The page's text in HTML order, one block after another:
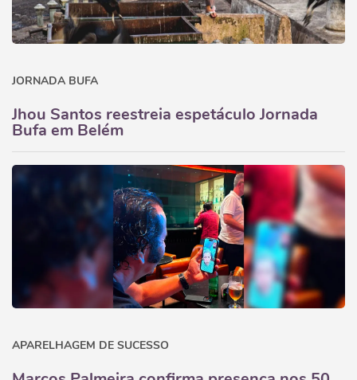
JORNADA BUFA
Jhou Santos reestreia espetáculo Jornada
Bufa em Belém
APARELHAGEM DE SUCESSO